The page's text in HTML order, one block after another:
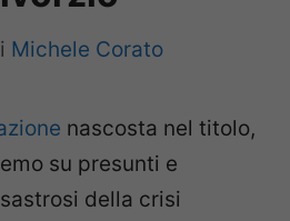
Michele Corato
nascosta nel titolo,
su presunti e
della crisi